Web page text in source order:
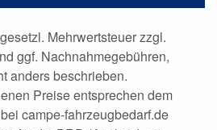
Mehrwertsteuer zzgl.
ggf. Nachnahmegebühren,
anders beschrieben.
Preise entsprechen dem
campe-fahrzeugbedarf.de